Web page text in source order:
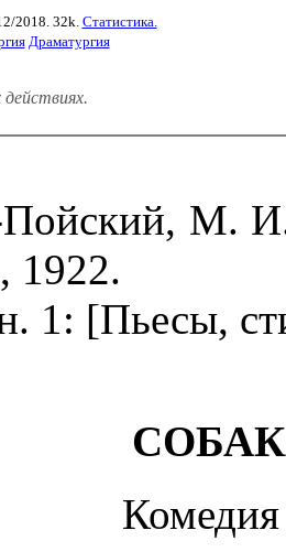
2018. 32k. Статистика.
Драматургия
действиях.
М. И.
1922.
1: [Пьесы,
Комедия